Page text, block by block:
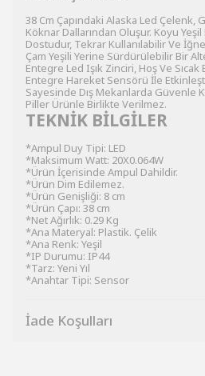
38 Cm Çapındaki Alaska Led Çelenk,
Köknar Dallarından Oluşur. Koyu
Dostudur, Tekrar Kullanılabilir Ve
Çam Yeşili Yerine Sürdürülebilir Bir
Entegre Led Işık Zinciri, Hoş Ve Sıcak
Entegre Hareket Sensörü İle
Sayesinde Dış Mekanlarda Güvenle
Piller Ürünle Birlikte Verilmez.
TEKNİK BİLGİLER
*Ampul Duy Tipi: LED
*Maksimum Watt: 20X0.064W
*Ürün İçerisinde Ampul Dahildir.
*Ürün Dim Edilemez.
*Ürün Genişliği: 8 cm
*Ürün Çapı: 38 cm
*Net Ağırlık: 0.29 Kg
*Ana Materyal: Plastik. Çelik
*Ana Renk: Yeşil
*IP Durumu: IP44
*Tarz: Yeni Yıl
*Anahtar Tipi: Sensor
İade Koşulları